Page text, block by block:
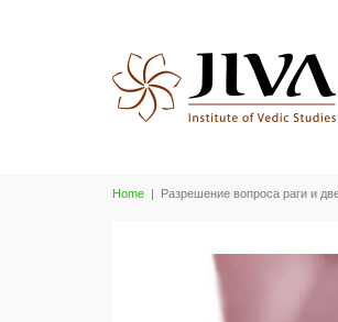
Home | Разрешение вопроса раги и